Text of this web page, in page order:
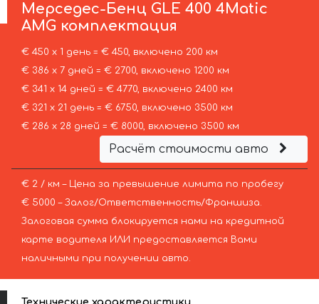
Мерседес-Бенц GLE 400 4Matic
AMG комплектация
€ 450 х 1 день = € 450, включено 200 км
€ 386 х 7 дней = € 2700, включено 1200 км
€ 341 х 14 дней = € 4770, включено 2400 км
€ 321 х 21 день = € 6750, включено 3500 км
€ 286 х 28 дней = € 8000, включено 3500 км
Расчёт стоимости авто
€ 2 / км – Цена за превышение лимита по пробегу
€ 5000 – Залог/Ответственность/Франшиза.
Залоговая сумма блокируется нами на кредитной
карте водителя ИЛИ предоставляется Вами
наличными при получении авто.
Технические характеристики